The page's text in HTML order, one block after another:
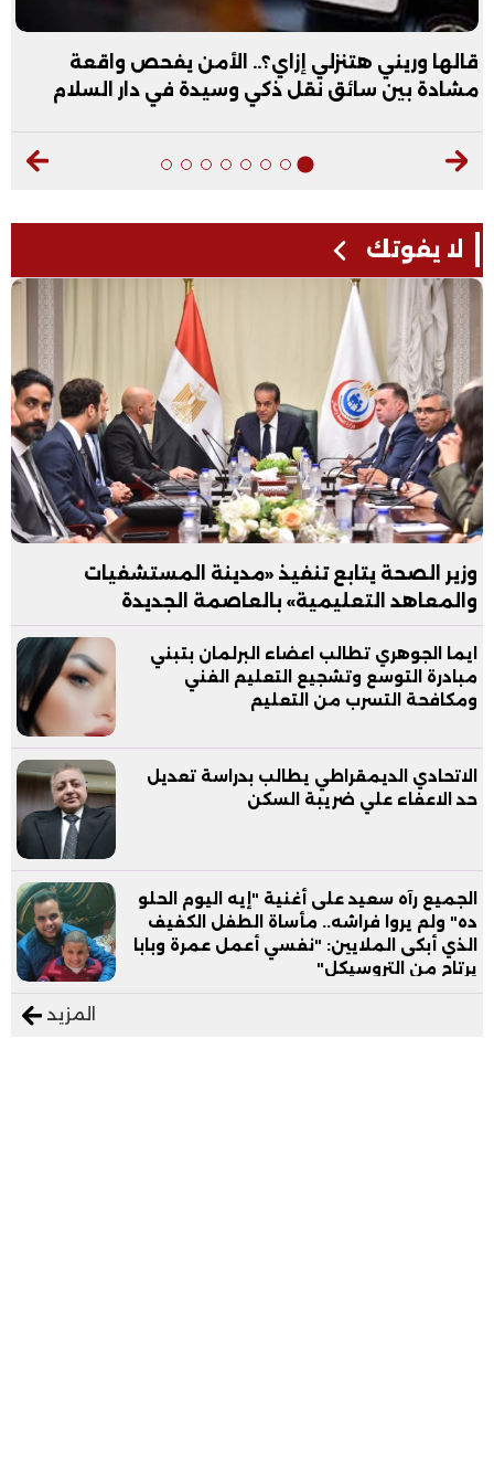
قالها وريني هتنزلي إزاي؟.. الأمن يفحص واقعة
مشادة بين سائق نقل ذكي وسيدة في دار السلام
لا يفوتك
وزير الصحة يتابع تنفيذ «مدينة المستشفيات
والمعاهد التعليمية» بالعاصمة الجديدة
ايما الجوهري تطالب اعضاء البرلمان بتبني
مبادرة التوسع وتشجيع التعليم الفني
ومكافحة التسرب من التعليم
الاتحادي الديمقراطي يطالب بدراسة تعديل
حد الاعفاء علي ضريبة السكن
الجميع رآه سعيد على أغنية "إيه اليوم الحلو
ده" ولم يروا فراشه.. مأساة الطفل الكفيف
الذي أبكى الملايين: "نفسي أعمل عمرة وبابا
يرتاح من التروسيكل"
المزيد